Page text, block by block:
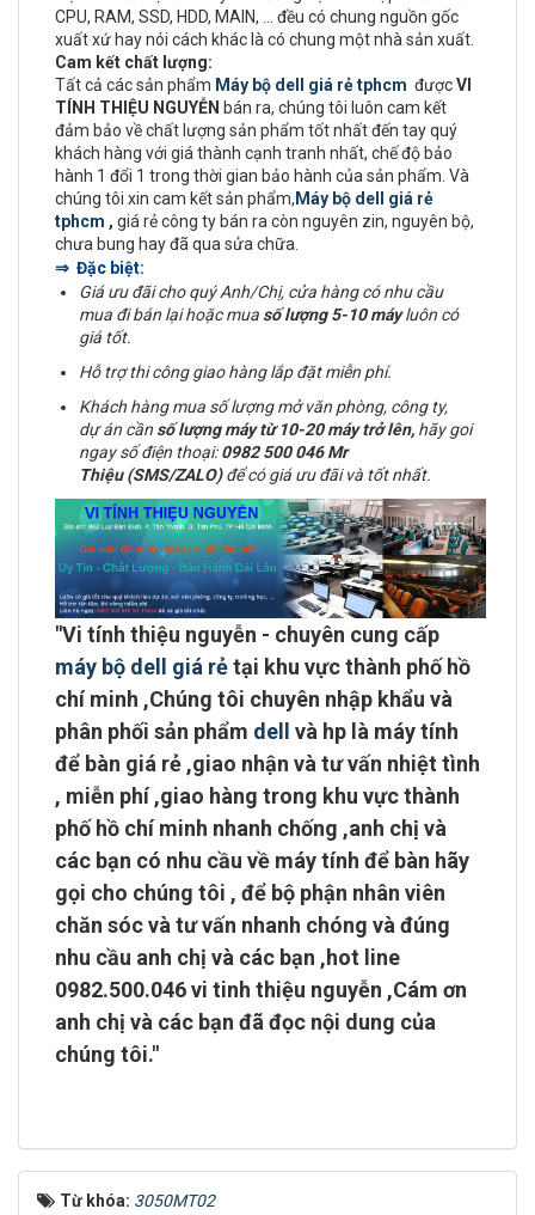
CPU, RAM, SSD, HDD, MAIN, ... đều có chung nguồn gốc
xuất xứ hay nói cách khác là có chung một nhà sản xuất.
Cam kết chất lượng:
Tất cả các sản phẩm Máy bộ dell giá rẻ tphcm đượcVI
TÍNH THIỆU NGUYỄN bán ra, chúng tôi luôn cam kết
đảm bảo về chất lượng sản phẩm tốt nhất đến tay quý
khách hàng với giá thành cạnh tranh nhất, chế độ bảo
hành 1 đổi 1 trong thời gian bảo hành của sản phẩm. Và
chúng tôi xin cam kết sản phẩm, Máy bộ dell giá rẻ
tphcm , giá rẻ công ty bán ra còn nguyên zin, nguyên bộ,
chưa bung hay đã qua sửa chữa.
⇒ Đặc biệt:
Giá ưu đãi cho quý Anh/Chị, cửa hàng có nhu cầu
mua đi bán lại hoặc mua số lượng 5-10 máyluôn có
giá tốt.
Hỗ trợ thi công giao hàng lắp đặt miễn phí.
Khách hàng mua số lượng mở văn phòng, công ty,
dự án cần số lượng máy từ 10-20 máy trở lên, hãy goi
ngay số điện thoại:0982 500 046 Mr
Thiệu (SMS/ZALO)để có giá ưu đãi và tốt nhất.
"Vi tính thiệu nguyễn - chuyên cung cấp
máy bộ dell giá rẻtại khu vựcthành phố hồ
chí minh ,Chúng tôi chuyên nhập khẩu và
phân phối sản phẩm dell
và hp là máy tính
để bàn giá rẻ ,giao nhận và tư vấn nhiệt tình
, miễn phí ,giao hàng trong khu vực thành
phố hồ chí minh nhanh chống ,anh chị và
các bạn có nhu cầu về máy tính để bàn hãy
gọi cho chúng tôi , để bộ phận nhân viên
chăn sóc và tư vấn nhanh chóng và đúng
nhu cầu anh chị và các bạn ,hot line
0982.500.046 vi tinh thiệu nguyễn ,Cám ơn
anh chị và các bạn đã đọc nội dung của
chúng tôi."
Từ khóa: 3050MT02